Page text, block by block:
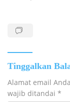
Tinggalkan
Alamat email
wajib ditandai *